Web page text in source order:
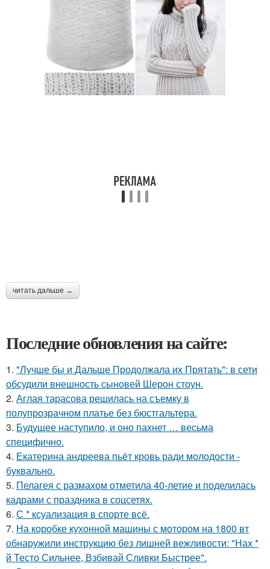
читать дальше →
Последние обновления на сайте:
1. "Лучше бы и Дальше Продолжала их Прятать": в сети
обсудили внешность сыновей Шерон стоун.
2. Аглая тарасова решилась на съемку в
полупрозрачном платье без бюстгальтера.
3. Будущее наступило, и оно пахнет … весьма
специфично.
4. Екатерина андреева пьёт кровь ради молодости -
буквально.
5. Пелагея с размахом отметила 40-летие и поделилась
кадрами с праздника в соцсетях.
6. С * ксуализация в спорте всё.
7. На коробке кухонной машины с мотором на 1800 вт
обнаружили инструкцию без лишней вежливости: "Нах *
й Тесто Сильнее, Взбивай Сливки Быстрее".